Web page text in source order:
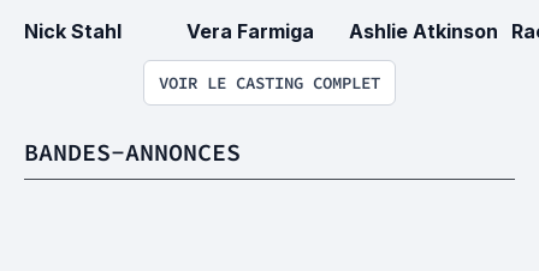
Nick Stahl Vera Farmiga Ashlie Atkinson
VOIR LE CASTING COMPLET
BANDES-ANNONCES